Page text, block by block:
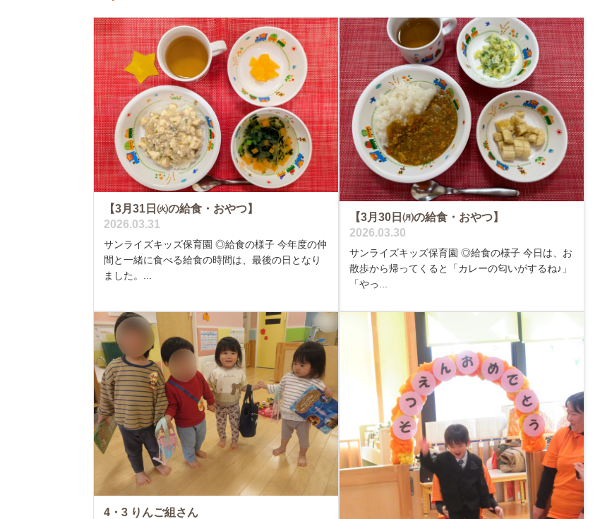
【3月31日㈫の給食・おやつ】
2026.03.31
サンライズキッズ保育園 ◎給食の様子 今年度の仲
間と一緒に食べる給食の時間は、最後の日となり
ました。...
【3月30日㈪の給食・おやつ】
2026.03.30
サンライズキッズ保育園 ◎給食の様子 今日は、お
散歩から帰ってくると「カレーの匂いがするね♪」
「やっ...
4・3 りんご組さん